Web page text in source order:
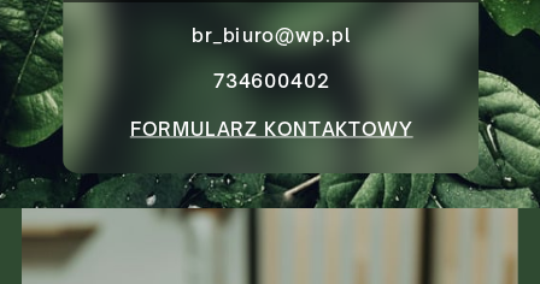
br_biuro@wp.pl
734600402
FORMULARZ KONTAKTOWY